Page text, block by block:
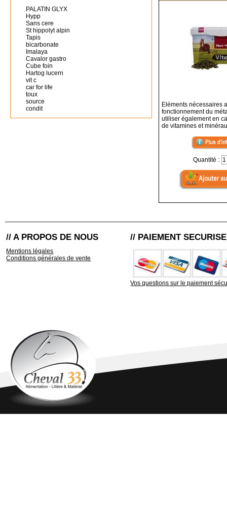
PALATIN GLYX
Hypp
Sans cere
St hippolyt alpin
Tapis
bicarbonate
Imalaya
Cavalor gastro
Cube foin
Hartog lucern
vit c
car for life
toux
source
condit
Eléments nécessaires
fonctionnement du
utiliser également en
de vitamines et
Quantité :
// A PROPOS DE NOUS
Mentions légales
Conditions générales de vente
// PAIEMENT SECURISE
Vos questions sur le paiement